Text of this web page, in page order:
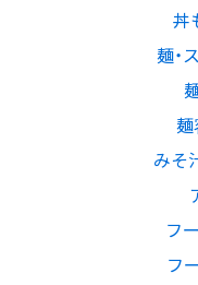
丼
麺・
麺
みそ
フ
フ